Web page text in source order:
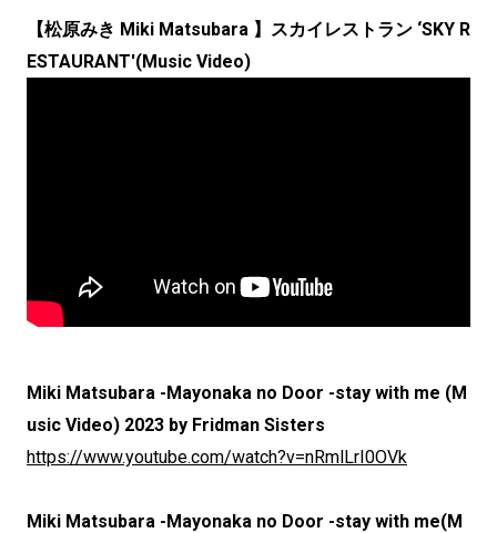
【松原みき Miki Matsubara 】スカイレストラン ‘SKY R
ESTAURANT'(Music Video)
Miki Matsubara -Mayonaka no Door -stay with me (M
usic Video) 2023 by Fridman Sisters
https://www.youtube.com/watch?v=nRmlLrI0OVk
Miki Matsubara -Mayonaka no Door -stay with me(M